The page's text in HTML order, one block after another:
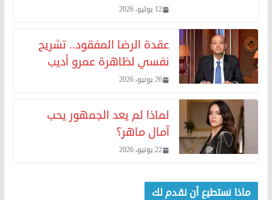
12 يوليو، 2026
عقدة الرضا المفقود.. تشريح
نفسي لظاهرة عمرو أديب
26 يونيو، 2026
لماذا لم يعد الجمهور يحب
آمال ماهر؟
22 يونيو، 2026
ماذا نستطيع أن نقدم لك